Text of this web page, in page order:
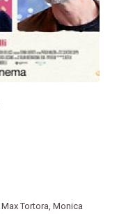
Max Tortora, Monica